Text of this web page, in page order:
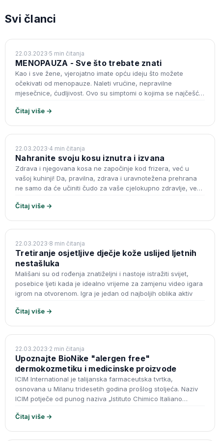
Svi članci
DERMOKOZMETIKA
22.03.2023·5 min čitanja
MENOPAUZA - Sve što trebate znati
Kao i sve žene, vjerojatno imate opću ideju što možete
očekivati od menopauze. Naleti vrućine, nepravilne
mjesečnice, ćudljivost. Ovo su simptomi o kojima se najčešće
Čitaj više →
DERMOKOZMETIKA
22.03.2023·4 min čitanja
Nahranite svoju kosu iznutra i izvana
Zdrava i njegovana kosa ne započinje kod frizera, već u
vašoj kuhinji! Da, pravilna, zdrava i uravnotežena prehrana
ne samo da će učiniti čudo za vaše cjelokupno zdravlje, već i
Čitaj više →
KOZMETIKA
22.03.2023·8 min čitanja
Tretiranje osjetljive dječje kože uslijed ljetnih
nestašluka
Mališani su od rođenja znatiželjni i nastoje istražiti svijet,
posebice ljeti kada je idealno vrijeme za zamjenu video igara
igrom na otvorenom. Igra je jedan od najboljih oblika aktiv
Čitaj više →
DERMOKOZMETIKA
22.03.2023·2 min čitanja
Upoznajte BioNike "alergen free"
dermokozmetiku i medicinske proizvode
ICIM International je talijanska farmaceutska tvrtka,
osnovana u Milanu tridesetih godina prošlog stoljeća. Naziv
ICIM potječe od punog naziva „Istituto Chimico Italiano
Čitaj više →